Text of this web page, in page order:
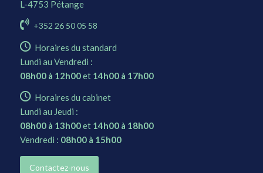
L-4753 Pétange
+352 26 50 05 58
Horaires du standard
Lundi au Vendredi :
08h00 à 12h00et 14h00 à 17h00
Horaires du cabinet
Lundi au Jeudi :
08h00 à 13h00et 14h00 à 18h00
Vendredi : 08h00 à 15h00
Contactez-nous